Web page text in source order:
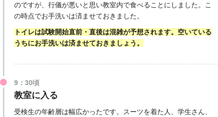
のですが、行儀が悪いと思い教室内で食べることにしました。こ
の時点でお手洗いは済ませておきました。
トイレは試験開始直前・直後は混雑が予想されます。空いている
うちにお手洗いは済ませておきましょう。
9：30頃
教室に入る
受検生の年齢層は幅広かったです。スーツを着た人、学生さん、